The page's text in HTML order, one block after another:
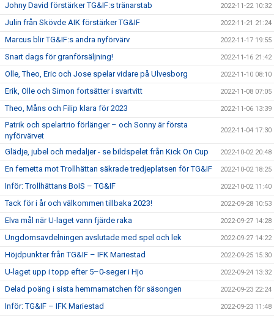
Johny David förstärker TG&IF:s tränarstab 2022-11-22 10:32
Julin från Skövde AIK förstärker TG&IF 2022-11-21 21:24
Marcus blir TG&IF:s andra nyförvärv 2022-11-17 19:55
Snart dags för granförsäljning! 2022-11-16 21:42
Olle, Theo, Eric och Jose spelar vidare på Ulvesborg 2022-11-10 08:10
Erik, Olle och Simon fortsätter i svartvitt 2022-11-08 07:05
Theo, Måns och Filip klara för 2023 2022-11-06 13:39
Patrik och spelartrio förlänger – och Sonny är första
nyförvärvet
2022-11-04 17:30
Glädje, jubel och medaljer - se bildspelet från Kick On Cup 2022-10-02 20:48
En femetta mot Trollhättan säkrade tredjeplatsen för TG&IF 2022-10-02 18:25
Inför: Trollhättans BoIS – TG&IF 2022-10-02 11:40
Tack för i år och välkommen tillbaka 2023! 2022-09-28 10:53
Elva mål när U-laget vann fjärde raka 2022-09-27 14:28
Ungdomsavdelningen avslutade med spel och lek 2022-09-27 14:22
Höjdpunkter från TG&IF – IFK Mariestad 2022-09-25 15:30
U-laget upp i topp efter 5–0-seger i Hjo 2022-09-24 13:32
Delad poäng i sista hemmamatchen för säsongen 2022-09-23 22:24
Inför: TG&IF – IFK Mariestad 2022-09-23 11:48